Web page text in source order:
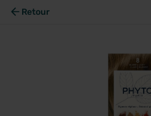
Retour